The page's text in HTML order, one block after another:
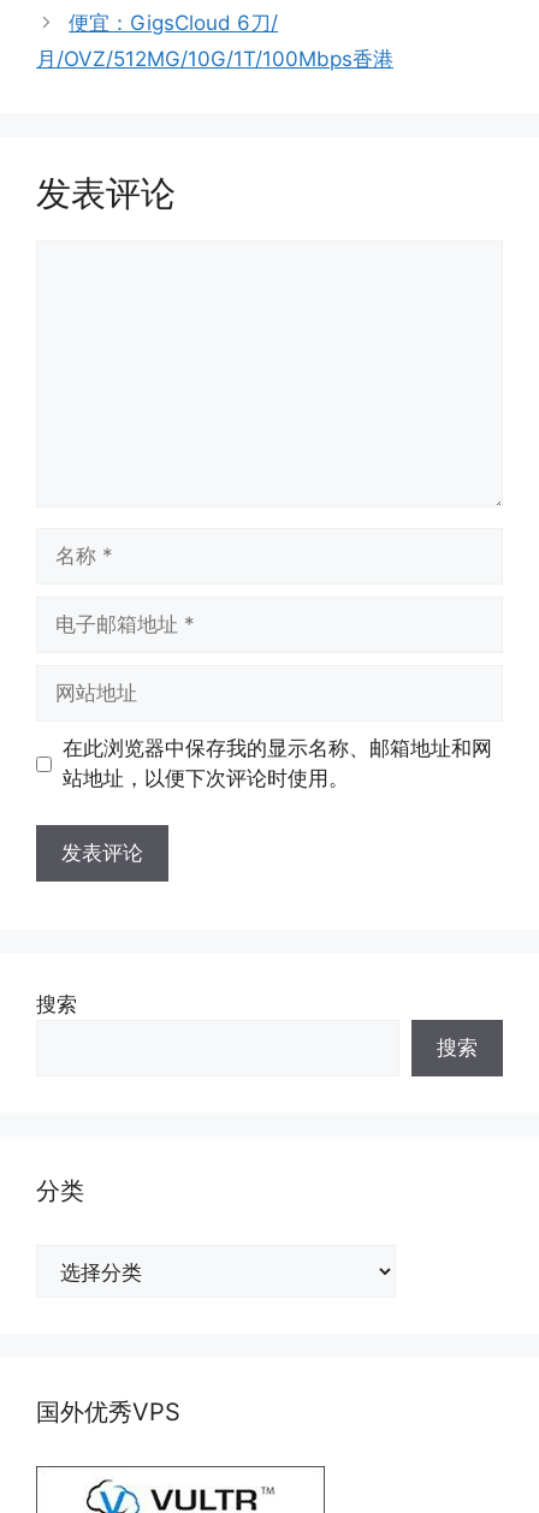
便宜：GigsCloud 6刀/
月/OVZ/512MG/10G/1T/100Mbps香港
发表评论
址
址
在此浏览器中保存我的显示名称、邮箱地址和网
站地址，以便下次评论时使用。
搜索
搜索
分类
国外优秀VPS